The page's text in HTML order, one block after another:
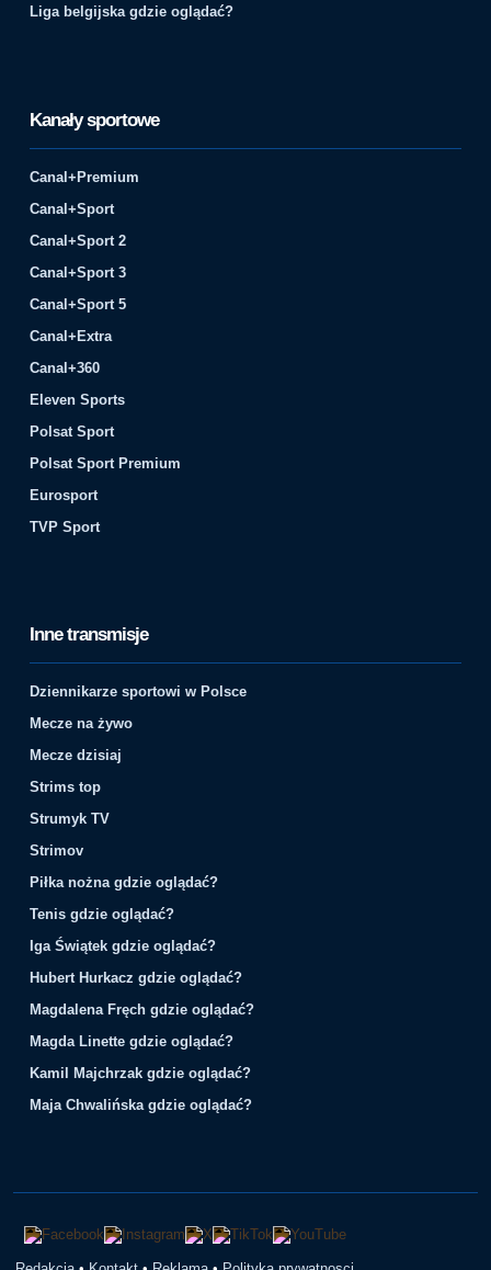
Liga belgijska gdzie oglądać?
Kanały sportowe
Canal+Premium
Canal+Sport
Canal+Sport 2
Canal+Sport 3
Canal+Sport 5
Canal+Extra
Canal+360
Eleven Sports
Polsat Sport
Polsat Sport Premium
Eurosport
TVP Sport
Inne transmisje
Dziennikarze sportowi w Polsce
Mecze na żywo
Mecze dzisiaj
Strims top
Strumyk TV
Strimov
Piłka nożna gdzie oglądać?
Tenis gdzie oglądać?
Iga Świątek gdzie oglądać?
Hubert Hurkacz gdzie oglądać?
Magdalena Fręch gdzie oglądać?
Magda Linette gdzie oglądać?
Kamil Majchrzak gdzie oglądać?
Maja Chwalińska gdzie oglądać?